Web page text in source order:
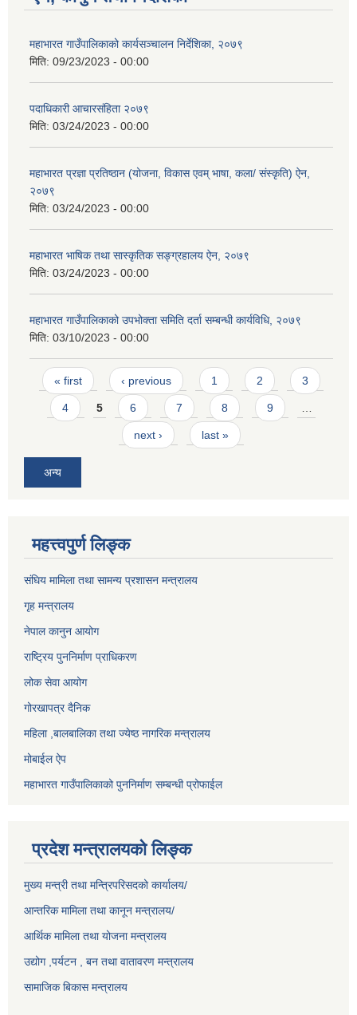
महाभारत गाउँपालिकाको कार्यसञ्‍चालन निर्देशिका, २०७९
मिति: 09/23/2023 - 00:00
पदाधिकारी आचारसंहिता २०७९
मिति: 03/24/2023 - 00:00
महाभारत प्रज्ञा प्रतिष्ठान (योजना, विकास एवम् भाषा, कला/ संस्कृति) ऐन,
२०७९
मिति: 03/24/2023 - 00:00
महाभारत भाषिक तथा सास्कृतिक सङ्ग्रहालय ऐन, २०७९
मिति: 03/24/2023 - 00:00
महाभारत गाउँपालिकाको उपभोक्ता समिति दर्ता सम्बन्धी कार्यविधि, २०७९
मिति: 03/10/2023 - 00:00
Pages
« first ‹ previous 1 2 3
4 5 6 7 8 9
next › last »
अन्य
महत्त्वपुर्ण लिङ्क
संघिय मामिला तथा सामन्य प्रशासन मन्त्रालय
गृह मन्त्रालय
नेपाल कानुन आयोग
राष्ट्रिय पुननिर्माण प्राधिकरण
लोक सेवा आयोग
गोरखापत्र दैनिक
महिला ,बालबालिका तथा ज्येष्ठ नागरिक मन्त्रालय
मोबाईल ऐप
महाभारत गाउँपालिकाको पुननिर्माण सम्बन्धी प्रोफाईल
प्रदेश मन्त्रालयको लिङ्क
मुख्य मन्त्री तथा मन्त्रिपरिसदको कार्यालय/
आन्तरिक मामिला तथा कानून मन्त्रालय/
आर्थिक मामिला तथा योजना मन्त्रालय
उद्योग ,पर्यटन , बन तथा वातावरण मन्त्रालय
सामाजिक बिकास मन्त्रालय